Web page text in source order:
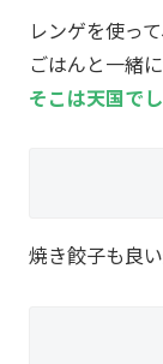
レンゲを使っ
ごはんと一緒
そこは天国
焼き餃子も良